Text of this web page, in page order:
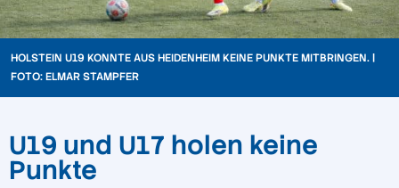
HOLSTEIN U19 KONNTE AUS HEIDENHEIM KEINE PUNKTE MITBRINGEN. |
FOTO: ELMAR STAMPFER
U19 und U17 holen keine
Punkte